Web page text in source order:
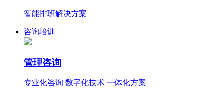
智能排班解决方案
咨询培训
管理咨询
专业化咨询 数字化技术 一体化方案